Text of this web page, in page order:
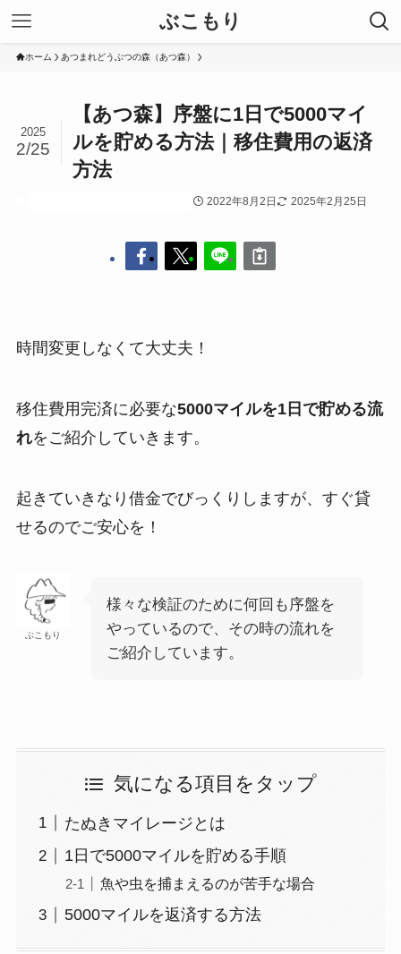
ぶこもり
ホーム あつまれどうぶつの森（あつ森）
【あつ森】序盤に1日で5000マイ
ルを貯める方法｜移住費用の返済
方法
2025
2/25
2022年8月2日 2025年2月25日
時間変更しなくて大丈夫！
移住費用完済に必要な5000マイルを1日で貯める流
れをご紹介していきます。
起きていきなり借金でびっくりしますが、すぐ貸
せるのでご安心を！
ぶこもり
様々な検証のために何回も序盤を
やっているので、その時の流れを
ご紹介しています。
気になる項目をタップ
たぬきマイレージとは
1日で5000マイルを貯める手順
魚や虫を捕まえるのが苦手な場合
5000マイルを返済する方法